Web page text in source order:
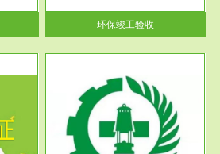
环保竣工验收